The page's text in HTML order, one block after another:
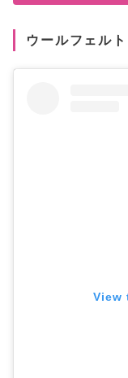
ウールフェルト
View